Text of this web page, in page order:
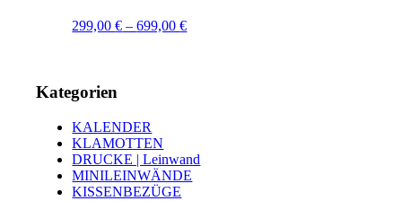
299,00€ –699,00€
Kategorien
KALENDER
KLAMOTTEN
DRUCKE | Leinwand
MINILEINWÄNDE
KISSENBEZÜGE